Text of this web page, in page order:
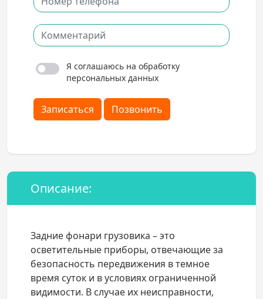
Я соглашаюсь на обработку
персональных данных
Записаться Позвонить
Описание:
Задние фонари грузовика – это
осветительные приборы, отвечающие за
безопасность передвижения в темное
время суток и в условиях ограниченной
видимости. В случае их неисправности,